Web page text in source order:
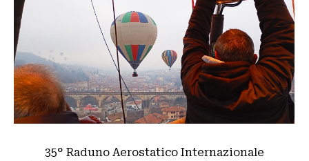
35° Raduno Aerostatico Internazionale